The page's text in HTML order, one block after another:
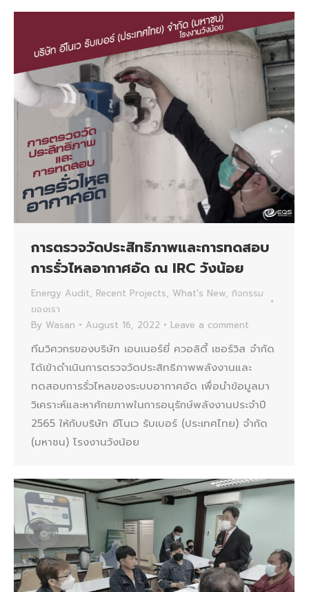
การตรวจวัดประสิทธิภาพและการทดสอบ
การรั่วไหลอากาศอัด ณ IRC วังน้อย
Energy Audit, Recent Projects, What's New, กิจกรรม
ของเรา
By Wasan August 16, 2022 Leave a comment
ทีมวิศวกรของบริษัท เอนเนอร์ยี่ ควอลิตี้ เซอร์วิส จำกัด
ได้เข้าดำเนินการตรวจวัดประสิทธิภาพพลังงานและ
ทดสอบการรั่วไหลของระบบอากาศอัด เพื่อนำข้อมูลมา
วิเคราะห์และหาศักยภาพในการอนุรักษ์พลังงานประจำปี
2565 ให้กับบริษัท อีโนเว รับเบอร์ (ประเทศไทย) จำกัด
(มหาชน) โรงงานวังน้อย